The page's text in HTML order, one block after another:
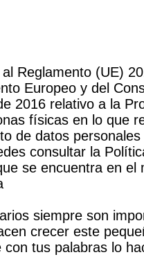
Reglamento (UE)
Europeo y del
2016 relativo a la
físicas en lo que
de datos personales
consultar la
se encuentra en el
siempre son
crecer este
con tus palabras lo